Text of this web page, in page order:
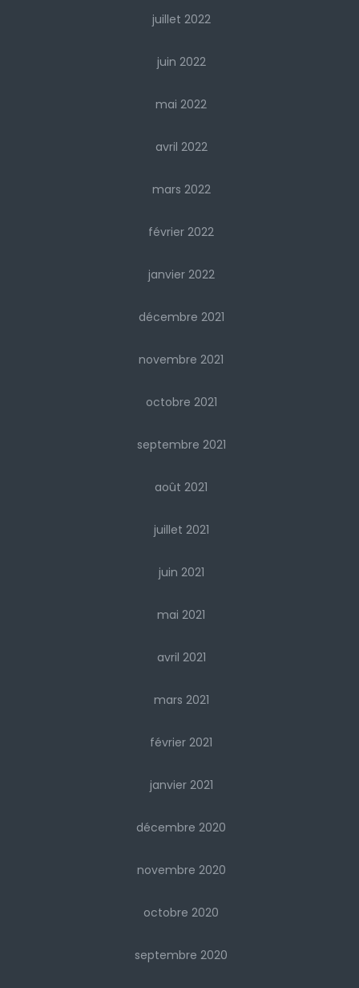
juillet 2022
juin 2022
mai 2022
avril 2022
mars 2022
février 2022
janvier 2022
décembre 2021
novembre 2021
octobre 2021
septembre 2021
août 2021
juillet 2021
juin 2021
mai 2021
avril 2021
mars 2021
février 2021
janvier 2021
décembre 2020
novembre 2020
octobre 2020
septembre 2020